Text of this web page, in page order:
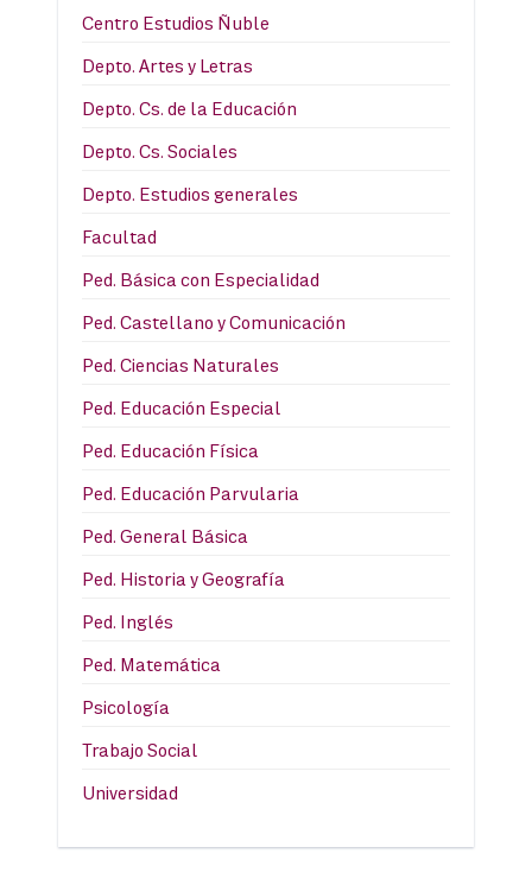
Centro Estudios Ñuble
Depto. Artes y Letras
Depto. Cs. de la Educación
Depto. Cs. Sociales
Depto. Estudios generales
Facultad
Ped. Básica con Especialidad
Ped. Castellano y Comunicación
Ped. Ciencias Naturales
Ped. Educación Especial
Ped. Educación Física
Ped. Educación Parvularia
Ped. General Básica
Ped. Historia y Geografía
Ped. Inglés
Ped. Matemática
Psicología
Trabajo Social
Universidad